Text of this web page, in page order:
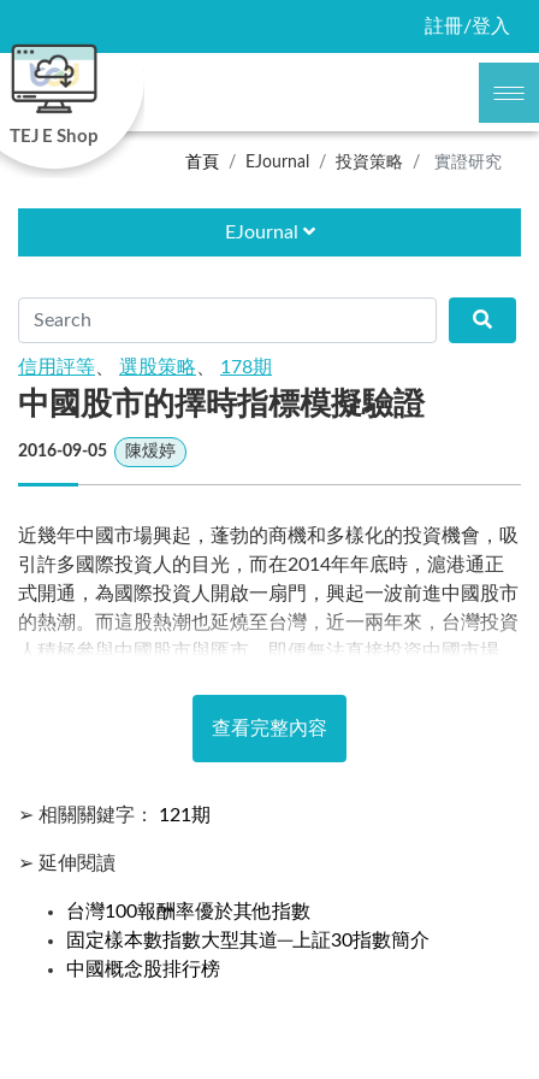
註冊/登入
TEJ E Shop
首頁
EJournal 投資策略 實證研究
EJournal
信用評等 選股策略 178期
中國股市的擇時指標模擬驗證
2016-09-05 陳煖婷
近幾年中國市場興起，蓬勃的商機和多樣化的投資機會，吸
引許多國際投資人的目光，而在2014年年底時，滬港通正
式開通，為國際投資人開啟一扇門，興起一波前進中國股市
的熱潮。而這股熱潮也延燒至台灣，近一兩年來，台灣投資
人積極參與中國股市與匯市，即便無法直接投資中國市場，
查看完整內容
➢ 相關關鍵字： 121期
➢ 延伸閱讀
台灣100報酬率優於其他指數
固定樣本數指數大型其道─上証30指數簡介
中國概念股排行榜